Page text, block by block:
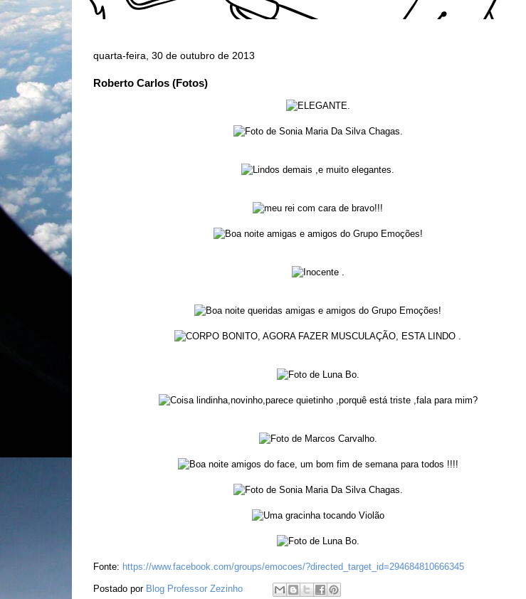
quarta-feira, 30 de outubro de 2013
Roberto Carlos (Fotos)
Fonte: https://www.facebook.com/groups/emocoes/?directed_target_id=294684810666345
Postado por Blog Professor Zezinho